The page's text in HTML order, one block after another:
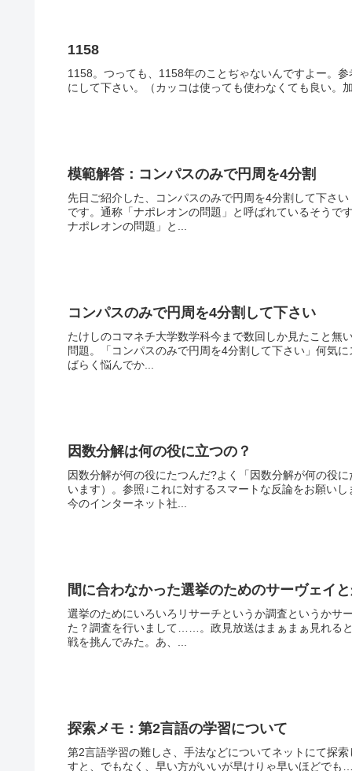
1158
1158。つっても、1158年のことぢゃないんですよー。
にして下さい。（カッコは使っても使わなくても良い。
模範解答：コンパスのみで円周を4分割
先日ご紹介した、コンパスのみで円周を4分割して下さ
です。通称「ナポレオンの問題」と呼ばれているそうで
ナポレオンの問題」と...
コンパスのみで円周を4分割して下さい
たけしのコマネチ大学数学科今まで数回しか見たこと無
問題。「コンパスのみで円周を4分割して下さい」何気
ばらく悩んでか...
因数分解は何の役に立つの？
因数分解が何の役にたつんだ?よく「因数分解が何の役
います）。参照↓これに対するスマートな反論をお願い
今のインターネット社...
間に合わなかった選挙のためのサーヴェイ
選挙のためにいろいろリサーチというか調査というかサ
た？調査を行いまして……。政見放送はまぁまぁ見れる
戦を挑んでみた。あ、...
探索メモ：第2言語の学習について
第2言語学習の難しさ、手法などについてネットにて探
すと、でもなく、早い方がいいが早けりゃ早いほどで